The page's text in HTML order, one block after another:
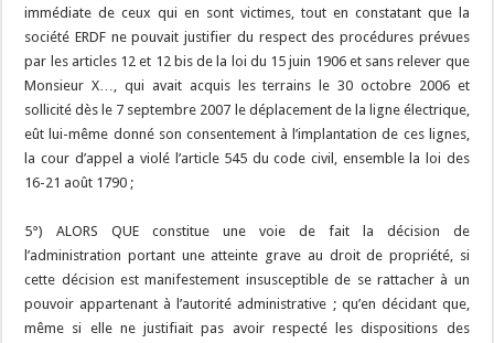
immédiate de ceux qui en sont victimes, tout en constatant que la
société ERDF ne pouvait justifier du respect des procédures prévues
par les articles 12 et 12 bis de la loi du 15 juin 1906 et sans relever que
Monsieur X…, qui avait acquis les terrains le 30 octobre 2006 et
sollicité dès le 7 septembre 2007 le déplacement de la ligne électrique,
eût lui-même donné son consentement à l’implantation de ces lignes,
la cour d’appel a violé l’article 545 du code civil, ensemble la loi des
16-21 août 1790 ;
5°) ALORS QUE constitue une voie de fait la décision de
l’administration portant une atteinte grave au droit de propriété, si
cette décision est manifestement insusceptible de se rattacher à un
pouvoir appartenant à l’autorité administrative ; qu’en décidant que,
même si elle ne justifiait pas avoir respecté les dispositions des